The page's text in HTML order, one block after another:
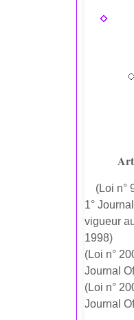
(Loi n°
1°
vigueur
1998)
(Loi n°
Journal
(Loi n°
Journal